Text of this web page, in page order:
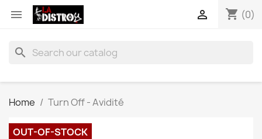
 shopping_cart (0)

search
Home Turn Off - Avidité
OUT-OF-STOCK